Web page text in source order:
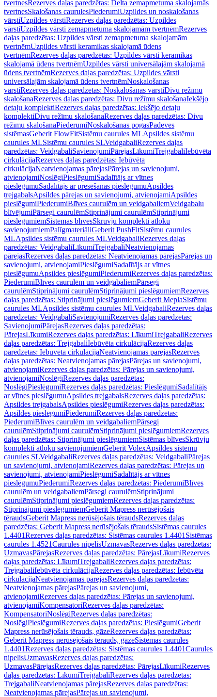
tvertnesRezerves daļas paredzētas: Delta zemapmetuma skalojamās
tvertnesSkalošanas caurulesPiederumiUzpildes un noskalošanas
vārstiUzpildes vārstiRezerves daļas paredzētas: Uzpildes
vārstiUzpildes vārsti zemapmetuma skalojamām tvertnēmRezerves
daļas paredzētas: Uzpildes vārsti zemapmetuma skalojamām
tvertnēmUzpildes vārsti keramikas skalojamā ūdens
tvertnēmRezerves daļas paredzētas: Uzpildes vārsti keramikas
skalojamā ūdens tvertnēmUzpildes vārsti universālajām skalojamā
ūdens tvertnēmRezerves daļas paredzētas: Uzpildes vārsti
universālajām skalojamā ūdens tvertnēmNoskalošanas
vārstiRezerves daļas paredzētas: Noskalošanas vārstiDivu režīmu
skalošanaRezerves daļas paredzētas: Divu režīmu skalošanaIekšējo
detaļu komplektiRezerves daļas paredzētas: Iekšējo detaļu
komplektiDivu režīmu skalošanaRezerves daļas paredzētas: Divu
režīmu skalošanaPiederumiNoskalošanas pogasPadeves
sistēmasGeberit FlowFitSistēmu caurules MLApsildes sistēmu
caurules MLSistēmu caurules SLVeidgabaliRezerves daļas
paredzētas: VeidgabaliSavienojumiPārejasLīkumiTrejgabaliIebūvēta
cirkulācijaRezerves daļas paredzētas: Iebūvēta
cirkulācijaNeatvienojamas pārejasPārejas un savienojumi,
atvienojamiNoslēgiPieslēgumiSadalītājs ar vītnes
pieslēgumuSadalītājs ar presēšanas pieslēgumuApsildes
trejgabalsApsildes pārejas un savienojumi, atvienojamiApsildes
pieslēgumiPiederumiBlīves caurulēm un veidgabaliemVeidgabalu
blīvējumiPārsegi caurulēmStiprinājumi caurulēmStiprinājumi
pieslēgumiemSistēmas blīvesSkrūvju komplekti atloku
savienojumiemPalīgmateriāliGeberit PushFitSistēmu caurules
MLApsildes sistēmu caurules MLVeidgabaliRezerves daļas
paredzētas: VeidgabaliLīkumiTrejgabaliNeatvienojamas
pārejasRezerves daļas paredzētas: Neatvienojamas pārejasPārejas un
savienojumi, atvienojamiPieslēgumiSadalītājs ar vītnes
pieslēgumuApsildes pieslēgumiPiederumiRezerves daļas paredzētas:
PiederumiBlīves caurulēm un veidgabaliemPārsegi
caurulēmStiprinājumi caurulēmStiprinājumi pieslēgumiemRezerves
daļas paredzētas: Stiprinājumi pieslēgumiemGeberit MeplaSistēmu
caurules MLApsildes sistēmu caurules MLVeidgabaliRezerves daļas
paredzētas: VeidgabaliSavienojumiRezerves daļas paredzētas:
SavienojumiPārejasRezerves daļas paredzētas:
PārejasLīkumiRezerves daļas paredzētas: LīkumiTrejgabaliRezerves
daļas paredzētas: TrejgabaliIebūvēta cirkulācijaRezerves daļas
paredzētas: Iebūvēta cirkulācijaNeatvienojamas pārejasRezerves
daļas paredzētas: Neatvienojamas pārejasPārejas un savienojumi,
atvienojamiRezerves daļas paredzētas: Pārejas un savienojumi,
atvienojamiNoslēgiRezerves daļas paredzētas:
NoslēgiPieslēgumiRezerves daļas paredzētas: PieslēgumiSadalītājs
ar vītnes pieslēgumuApsildes trejgabalsRezerves daļas paredzētas:
Apsildes trejgabalsApsildes pieslēgumiRezerves daļas paredzētas:
Apsildes pieslēgumiPiederumiRezerves daļas paredzētas:
PiederumiBlīves caurulēm un veidgabaliemPārsegi
caurulēmStiprinājumi caurulēmStiprinājumi pieslēgumiemRezerves
daļas paredzētas: Stiprinājumi pieslēgumiemSistēmas blīvesSkrūvju
komplekti atloku savienojumiemGeberit VolexApsildes sistēmu
caurules SLVeidgabaliRezerves daļas paredzētas: VeidgabaliPārejas
un savienojumi, atvienojamiRezerves daļas paredzētas: Pārejas un
savienojumi, atvienojamiPieslēgumiSadalītājs ar vītnes
pieslēgumuPiederumiRezerves daļas paredzētas: PiederumiBlīves
caurulēm un veidgabaliemPārsegi caurulēmStiprinājumi
caurulēmStiprinājumi pieslēgumiemRezerves daļas paredzētas:
Stiprinājumi pieslēgumiemGeberit Mapress nerūsējošais
tēraudsGeberit Mapress nerūsējošais tēraudsRezerves daļas
paredzētas: Geberit Mapress nerūsējošais tēraudsSistēmas caurules
1.4401Rezerves daļas paredzētas: Sistēmas caurules 1.4401 Sistēmas
caurules 1.4521Caurules nipelisUzmavasRezerves daļas paredzētas:
UzmavasPārejasRezerves daļas paredzētas: PārejasLīkumiRezerves
daļas paredzētas: LīkumiTrejgabaliRezerves daļas paredzētas:
TrejgabaliIebūvēta cirkulācijaRezerves daļas paredzētas: Iebūvēta
cirkulācijaNeatvienojamas pārejasRezerves daļas paredzētas:
Neatvienojamas pārejasPārejas un savienojumi,
atvienojamiRezerves daļas paredzētas: Pārejas un savienojumi,
atvienojamiKompensatoriRezerves daļas paredzētas:
KompensatoriNoslēgiRezerves daļas paredzētas:
NoslēgiPieslēgumiRezerves daļas paredzētas: PieslēgumiGeberit
Mapress nerūsējošais tērauds, gāzeRezerves daļas paredzētas:
Geberit Mapress nerūsējošais tērauds, gāzeSistēmas caurules
1.4401Rezerves daļas paredzētas: Sistēmas caurules 1.4401Caurules
nipelisUzmavasRezerves daļas paredzētas:
UzmavasPārejasRezerves daļas paredzētas: PārejasLīkumiRezerves
daļas paredzētas: LīkumiTrejgabaliRezerves daļas paredzētas:
TrejgabaliNeatvienojamas pārejasRezerves daļas paredzētas:
Neatvienojamas pārejasPārejas un savienojumi,